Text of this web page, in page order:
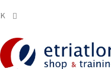
- Chat